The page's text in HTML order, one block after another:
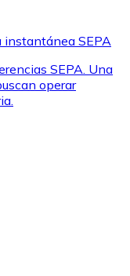
SEPA
SEPA. Una
operar